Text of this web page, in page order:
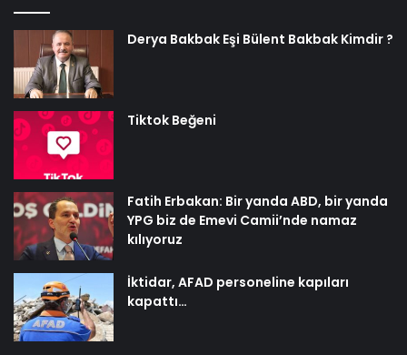
Derya Bakbak Eşi Bülent Bakbak Kimdir ?
Tiktok Beğeni
Fatih Erbakan: Bir yanda ABD, bir yanda
YPG biz de Emevi Camii’nde namaz
kılıyoruz
İktidar, AFAD personeline kapıları
kapattı…